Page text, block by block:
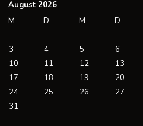
August 2026
M
D M D
3
4 5 6
10
11 12 13
17
18 19 20
24
25 26 27
31